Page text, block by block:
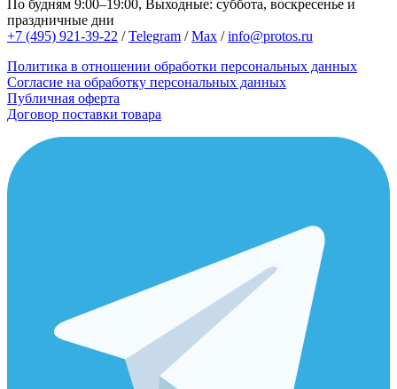
По будням 9:00–19:00, Выходные: суббота, воскресенье и
праздничные дни
+7 (495) 921-39-22 /Telegram /Max /info@protos.ru
Политика в отношении обработки персональных данных
Согласие на обработку персональных данных
Публичная оферта
Договор поставки товара